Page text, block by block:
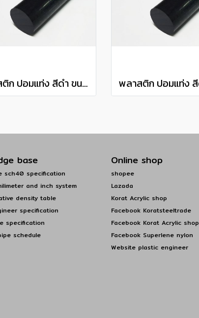
พลาสติก ปอมแท่ง สีดำ ขนาด 60 มิล Pom plastic round bar แบ่งขายความยาว 10 เซนติเมตร
base
sch40 specification
and inch system
density table
specification
specification
schedule
Online shop
shopee
Lazada
Korat Acrylic shop
Facebook Koratsteeltrade
Facebook Korat Acrylic shop
Facebook Superlene nylon
Website plastic engineer